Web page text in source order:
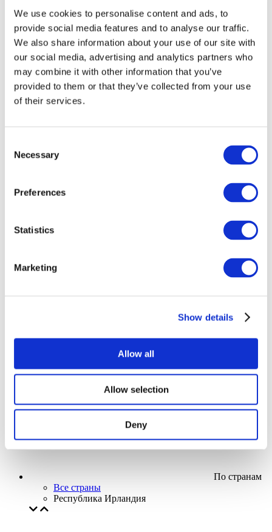
We use cookies to personalise content and ads, to
provide social media features and to analyse our traffic.
We also share information about your use of our site with
our social media, advertising and analytics partners who
may combine it with other information that you’ve
provided to them or that they’ve collected from your use
of their services.
Selection
Necessary
Preferences
Statistics
Marketing
Show details
Allow all
Allow selection
Deny
Без поджанра
Применить
По странам
Все страны
Республика Ирландия